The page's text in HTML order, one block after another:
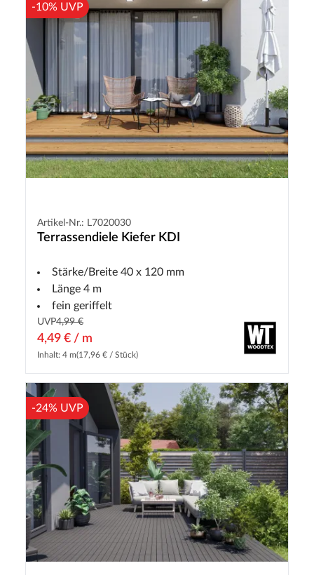
-10% UVP
Artikel-Nr.: L7020030
Terrassendiele Kiefer KDI
Stärke/Breite 40 x 120 mm
Länge 4 m
fein geriffelt
UVP4,99 €
4,49 € / m
Inhalt: 4 m(17,96 € / Stück)
-24% UVP